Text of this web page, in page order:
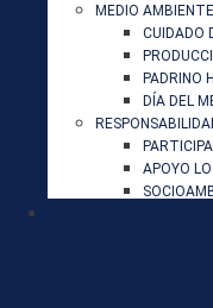
MEDIO AMBIENTE
CUIDADO
PADRINO
DÍA DEL
APOYO